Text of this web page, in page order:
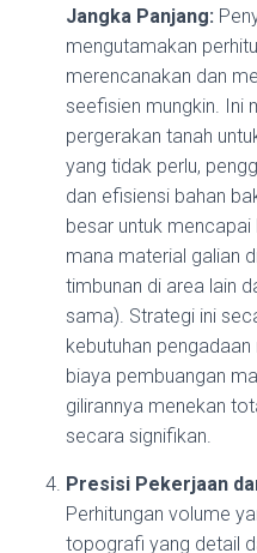
Jangka Panjang:
mengutamakan
merencanakan dan
seefisien mungkin. Ini
pergerakan tanah
yang tidak perlu,
dan efisiensi bahan
besar untuk mencapai
mana material galian
timbunan di area lain
sama). Strategi ini
kebutuhan
biaya pembuangan
gilirannya menekan
secara signifikan.
Presisi Pekerjaan
Perhitungan volume
topografi yang detail